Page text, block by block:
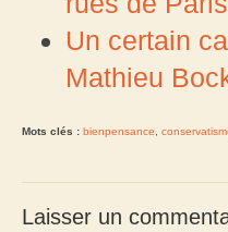
Un certain
Mathieu
Mots clés : bienpensance
Laisser un